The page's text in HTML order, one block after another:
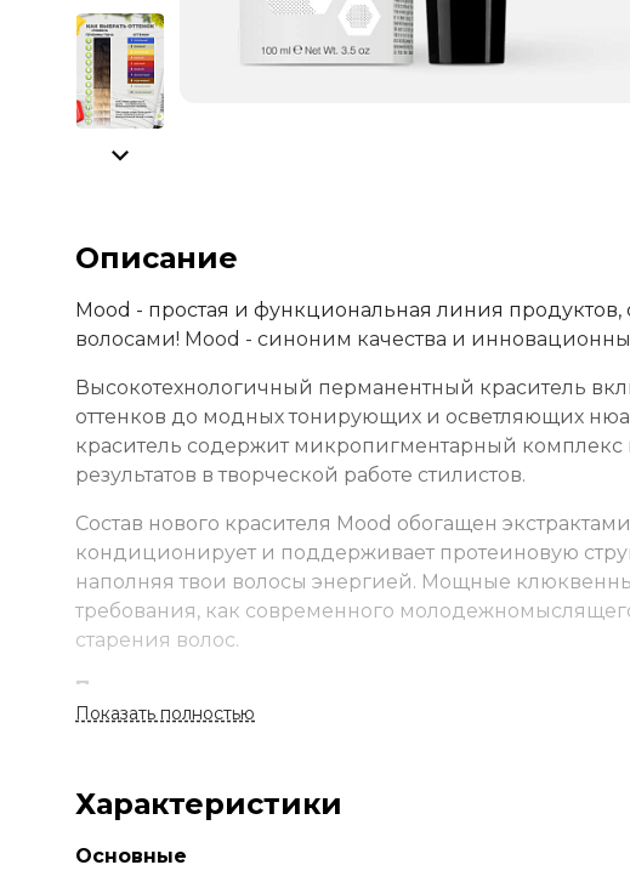
Описание
Mood - простая и функциональная линия
волосами! Mood - синоним качества и
Высокотехнологичный перманентный краситель
оттенков до модных тонирующих и осветляющих
краситель содержит микропигментарный
результатов в творческой работе стилистов.
Состав нового красителя Mood обогащен
кондиционирует и поддерживает протеиновую
наполняя твои волосы энергией. Мощные
требования, как современного
старения волос.
Применение
Стандартное окрашивание:
Тонирование:
Суперосветление:
Показать полностью
Характеристики
Основные